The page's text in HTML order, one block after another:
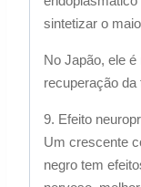
sintetizar o
No Japão, ele
recuperação da
9. Efeito
Um crescente
negro tem